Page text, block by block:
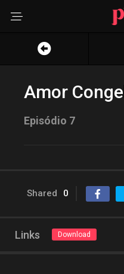
Amor
Episódio 7
Shared 0
Links Download